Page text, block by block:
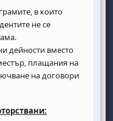
в които
не се
дейности вместо
плащания на
на договори